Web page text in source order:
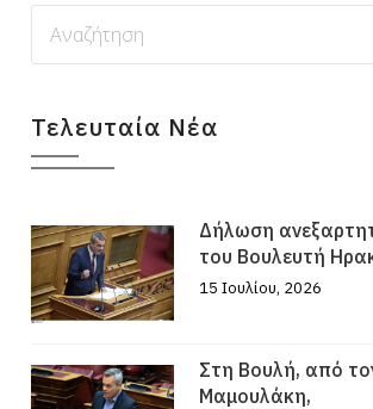
Τελευταία Νέα
Δήλωση
του Βουλευτή
15 Ιουλίου, 2026
Στη Βουλή, από
Μαμουλάκη,